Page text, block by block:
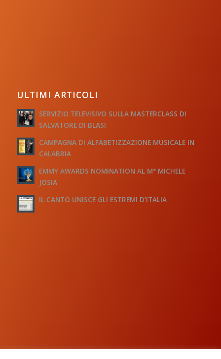
ULTIMI ARTICOLI
SERVIZIO TELEVISIVO SULLA MASTERCLASS DI
SALVATORE DI BLASI
CAMPAGNA DI ALFABETIZZAZIONE MUSICALE IN
CALABRIA
EMMY AWARDS NOMINATION AL M° MICHELE
JOSIA
IL CANTO UNISCE GLI ESTREMI D’ITALIA